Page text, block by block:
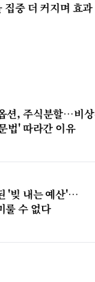
집중 더 커지며 효과
션, 주식분할…비
법' 따라간 이유
'빚 내는 예산'…
룰 수 없다